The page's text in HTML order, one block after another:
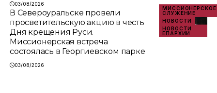
03/08/2026
МИССИОНЕРСКОЕ
СЛУЖЕНИЕ
НОВОСТИ
НОВОСТИ
ЕПАРХИИ
В Североуральске провели
просветительскую акцию в честь
Дня крещения Руси.
Миссионерская встреча
состоялась в Георгиевском парке
03/08/2026